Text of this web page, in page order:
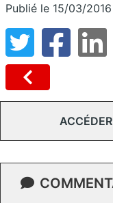
Publié le 15/03/2016